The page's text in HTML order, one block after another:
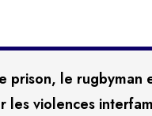
prison, le rugbyman
les violences